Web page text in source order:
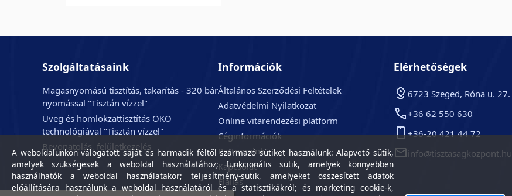
Szolgáltatásaink
Magasnyomású tisztítás, takarítás - 320 bár
nyomással "Tisztán vízzel"
Üveg és homlokzattisztítás ÖKO
technológiával "Tisztán vízzel"
Bevonatolás, felületkezelés
Információk
Általános Szerződési Feltételek
Adatvédelmi Nyilatkozat
Online vitarendezési platform
Céginformációk
Partnereink
Kapcsolat
Elállás
Elérhetőségek
6723 Szeged, Róna u. 27.
+36 62 550 630
+36-20 421 44 72
info@tisztasagkozpont.hu
A weboldalunkon válogatott saját és harmadik féltől származó sütiket használunk: Alapvető sütik,
amelyek szükségesek a weboldal használatához; funkcionális sütik, amelyek könnyebben
használhatók a weboldal használatakor; teljesítmény-sütik, amelyeket összesített adatok
előállítására használunk a weboldal használatáról és a statisztikákról; és marketing cookie-k,